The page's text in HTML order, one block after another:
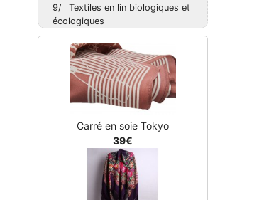
9/
Textiles en lin biologiques et
écologiques
Carré en soie Tokyo
39€